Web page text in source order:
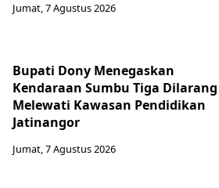
Jumat, 7 Agustus 2026
Bupati Dony Menegaskan
Kendaraan Sumbu Tiga Dilarang
Melewati Kawasan Pendidikan
Jatinangor
Jumat, 7 Agustus 2026